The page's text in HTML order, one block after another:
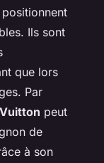
Ils sont
que lors
Par
peut
de
à son